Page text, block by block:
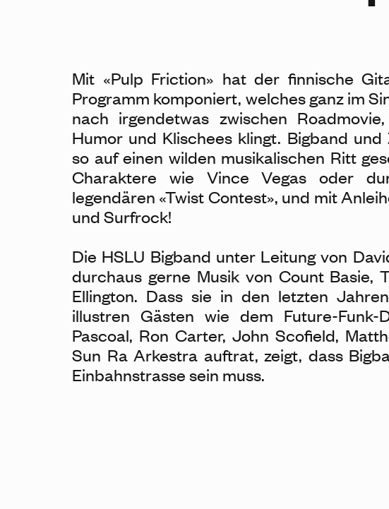
Mit «Pulp Friction» hat der finnische
Programm komponiert, welches ganz im
nach irgendetwas zwischen
Humor und Klischees klingt. Bigband
so auf einen wilden musikalischen Ritt
Charaktere wie Vince Vegas oder
legendären «Twist Contest», und mit
und Surfrock!
Die HSLU Bigband unter Leitung von
durchaus gerne Musik von Count Basie,
Ellington. Dass sie in den letzten
illustren Gästen wie dem Future-Funk-
Pascoal, Ron Carter, John Scofield,
Sun Ra Arkestra auftrat, zeigt, dass
Einbahnstrasse sein muss.